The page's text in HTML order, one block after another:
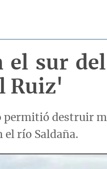
sur
Ruiz'
destruir
río Saldaña.